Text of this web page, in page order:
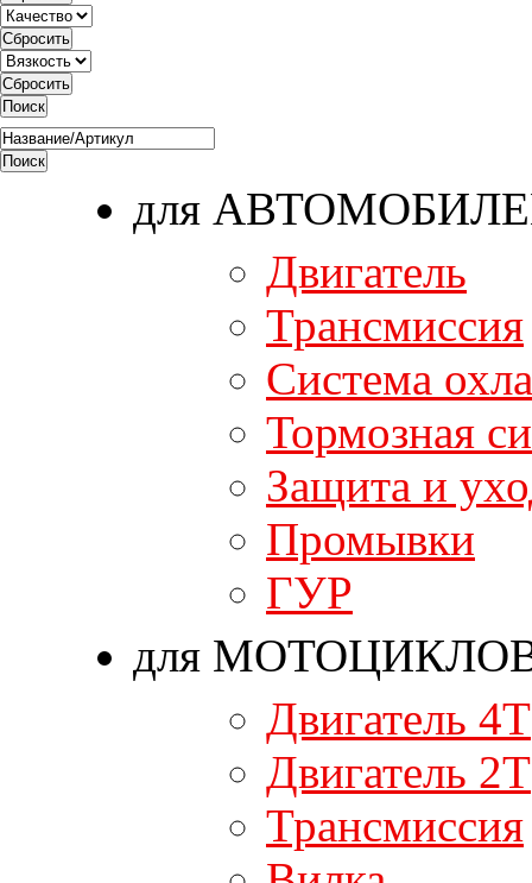
для
Двигатель
Трансмиссия
Система
Тормозная
Защита и
Промывки
ГУР
для
Двигатель 4T
Двигатель 2T
Трансмиссия